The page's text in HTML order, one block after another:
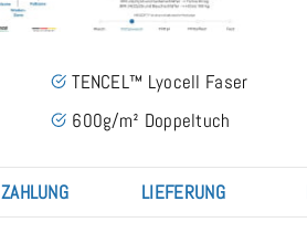
TENCEL™ Lyocell Faser
600g/m² Doppeltuch
ZAHLUNG LIEFERUNG